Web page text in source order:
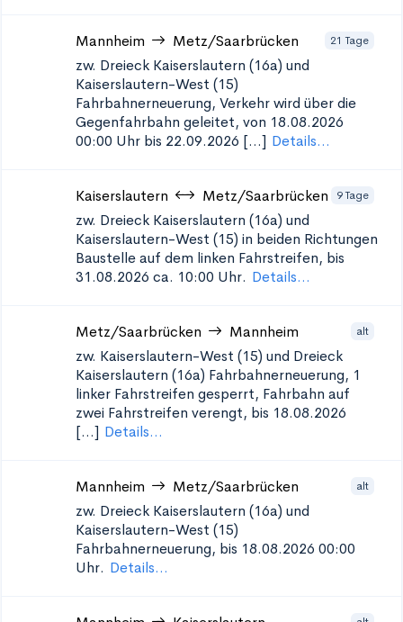
Mannheim Metz/Saarbrücken 21 Tage
zw. Dreieck Kaiserslautern (16a) und
Kaiserslautern-West (15)
Fahrbahnerneuerung, Verkehr wird über die
Gegenfahrbahn geleitet, von 18.08.2026
00:00 Uhr bis 22.09.2026 [...] Details...
Kaiserslautern Metz/Saarbrücken 9 Tage
zw. Dreieck Kaiserslautern (16a) und
Kaiserslautern-West (15) in beiden Richtungen
Baustelle auf dem linken Fahrstreifen, bis
31.08.2026 ca. 10:00 Uhr. Details...
Metz/Saarbrücken Mannheim alt
zw. Kaiserslautern-West (15) und Dreieck
Kaiserslautern (16a) Fahrbahnerneuerung, 1
linker Fahrstreifen gesperrt, Fahrbahn auf
zwei Fahrstreifen verengt, bis 18.08.2026
[...] Details...
Mannheim Metz/Saarbrücken alt
zw. Dreieck Kaiserslautern (16a) und
Kaiserslautern-West (15)
Fahrbahnerneuerung, bis 18.08.2026 00:00
Uhr. Details...